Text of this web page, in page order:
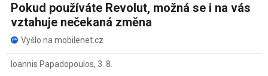
Pokud používáte Revolut, možná se i na vás
vztahuje nečekaná změna
Vyšlo na mobilenet.cz
Ioannis Papadopoulos, 3. 8.